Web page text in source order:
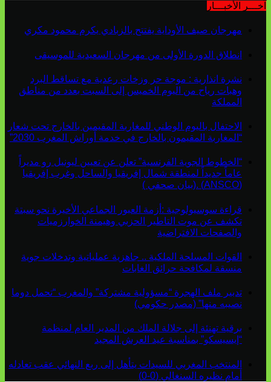
آخـــر الأخبـــار
مهرجان صيف الأوداية يفتتح بالزبادي يكرم محمود مكري
انطلاق الدورة الأولى من مهرجان السعيدية للموسيقى
نشرة انذارية : موجة حر وزخات رعدية مع تساقط البرد
وهبات رياح من اليوم الخميس إلى السبت بعدد من مناطق
المملكة
الاحتفال باليوم الوطني للمغاربة المقيمين بالخارج تحت شعار
“المغاربة المقيمون بالخارج في خدمة أوراش المغرب 2030”
“الخطوط الجوية الفرنسية” تعلن عن تعيين ليونيل رو مديراً
عاماً جديداً لمنطقة شمال إفريقيا والساحل وغرب إفريقيا
(ANSCO) .(بيان صحفي )
قراءة سوسيولوجية :أزمة العبور الجماعي الأخيرة نحو سبتة
تكشف عن موت التاطير الحزبي وهيمنة الخوارزميات
والصفحات الافتراضية
القوات المسلحة الملكية .. جاهزية عملياتية وتدخلات جوية
منسقة لمكافحة حرائق الغابات
تدبير ملف الهجرة “مسؤولية مشتركة” والمغرب “تحمل دوما
نصيبه منها” (مصدر حكومي)
برقية تهنئة إلى جلالة الملك من المدير العام لمنظمة
“إيسيسكو” بمناسبة عيد العرش المجيد
المنتخب المغربي للسيدات يتأهل إلى ربع النهائي عقب تعادله
أمام نظيره السنغالي (0-0)